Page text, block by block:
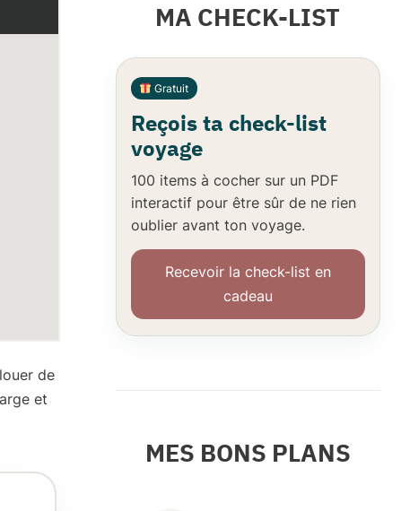
de
et
MA CHECK-LIST
Gratuit
Reçois ta check-list
voyage
100 items à cochersur un PDF
interactifpour être sûr de ne rien
oublieravant ton voyage.
Recevoir la check-list en
cadeau
MES BONS PLANS